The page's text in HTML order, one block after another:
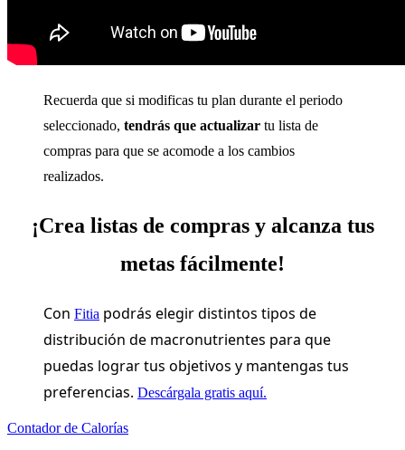
Recuerda que si modificas tu plan durante el periodo
seleccionado, tendrás que actualizar tu lista de
compras para que se acomode a los cambios
realizados.
¡Crea listas de compras y alcanza tus
metas fácilmente!
Con Fitia podrás elegir distintos tipos de
distribución de macronutrientes para que
puedas lograr tus objetivos y mantengas tus
preferencias. Descárgala gratis aquí.
Contador de Calorías